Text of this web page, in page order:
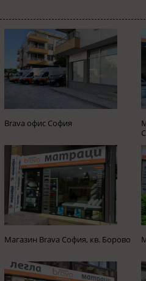
Brava офис София
Магазин Brava София, кв. Борово